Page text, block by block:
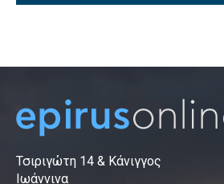
Τσιριγώτη 14 & Κάνιγγος
Ιωάννινα